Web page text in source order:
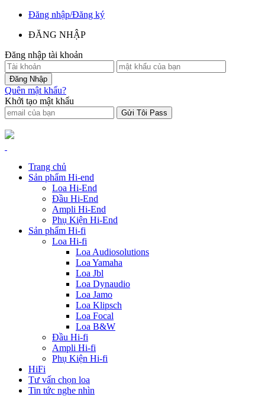
Đăng nhập/Đăng ký
ĐĂNG NHẬP
Đăng nhập tài khoản
Quên mật khẩu?
Khởi tạo mật khẩu
Trang chủ
Sản phẩm Hi-end
Loa Hi-End
Đầu Hi-End
Ampli Hi-End
Phụ Kiện Hi-End
Sản phẩm Hi-fi
Loa Hi-fi
Loa Audiosolutions
Loa Yamaha
Loa Jbl
Loa Dynaudio
Loa Jamo
Loa Klipsch
Loa Focal
Loa B&W
Đầu Hi-fi
Ampli Hi-fi
Phụ Kiện Hi-fi
HiFi
Tư vấn chọn loa
Tin tức nghe nhìn